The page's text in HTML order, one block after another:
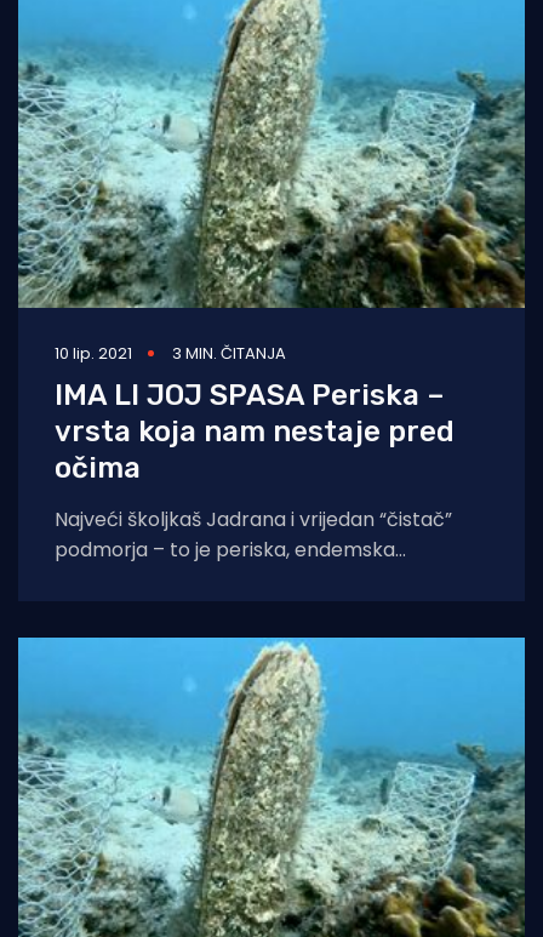
10 lip. 2021 3 MIN. ČITANJA
IMA LI JOJ SPASA Periska –
vrsta koja nam nestaje pred
očima
Najveći školjkaš Jadrana i vrijedan “čistač”
podmorja – to je periska, endemska